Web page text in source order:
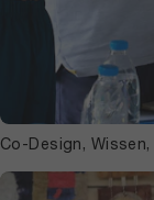
Co-Design,